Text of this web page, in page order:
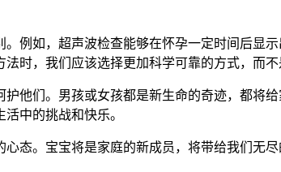
如，超声波检查能够在怀孕一定时间后显
时，我们应该选择更加科学可靠的方式，而不
们。男孩或女孩都是新生命的奇迹，都将
中的挑战和快乐。
。宝宝将是家庭的新成员，将带给我们无尽